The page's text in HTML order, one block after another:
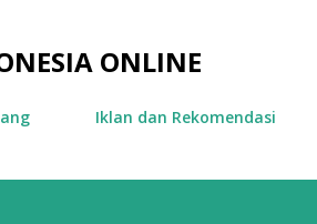
ONLINE
Iklan dan Rekomendasi